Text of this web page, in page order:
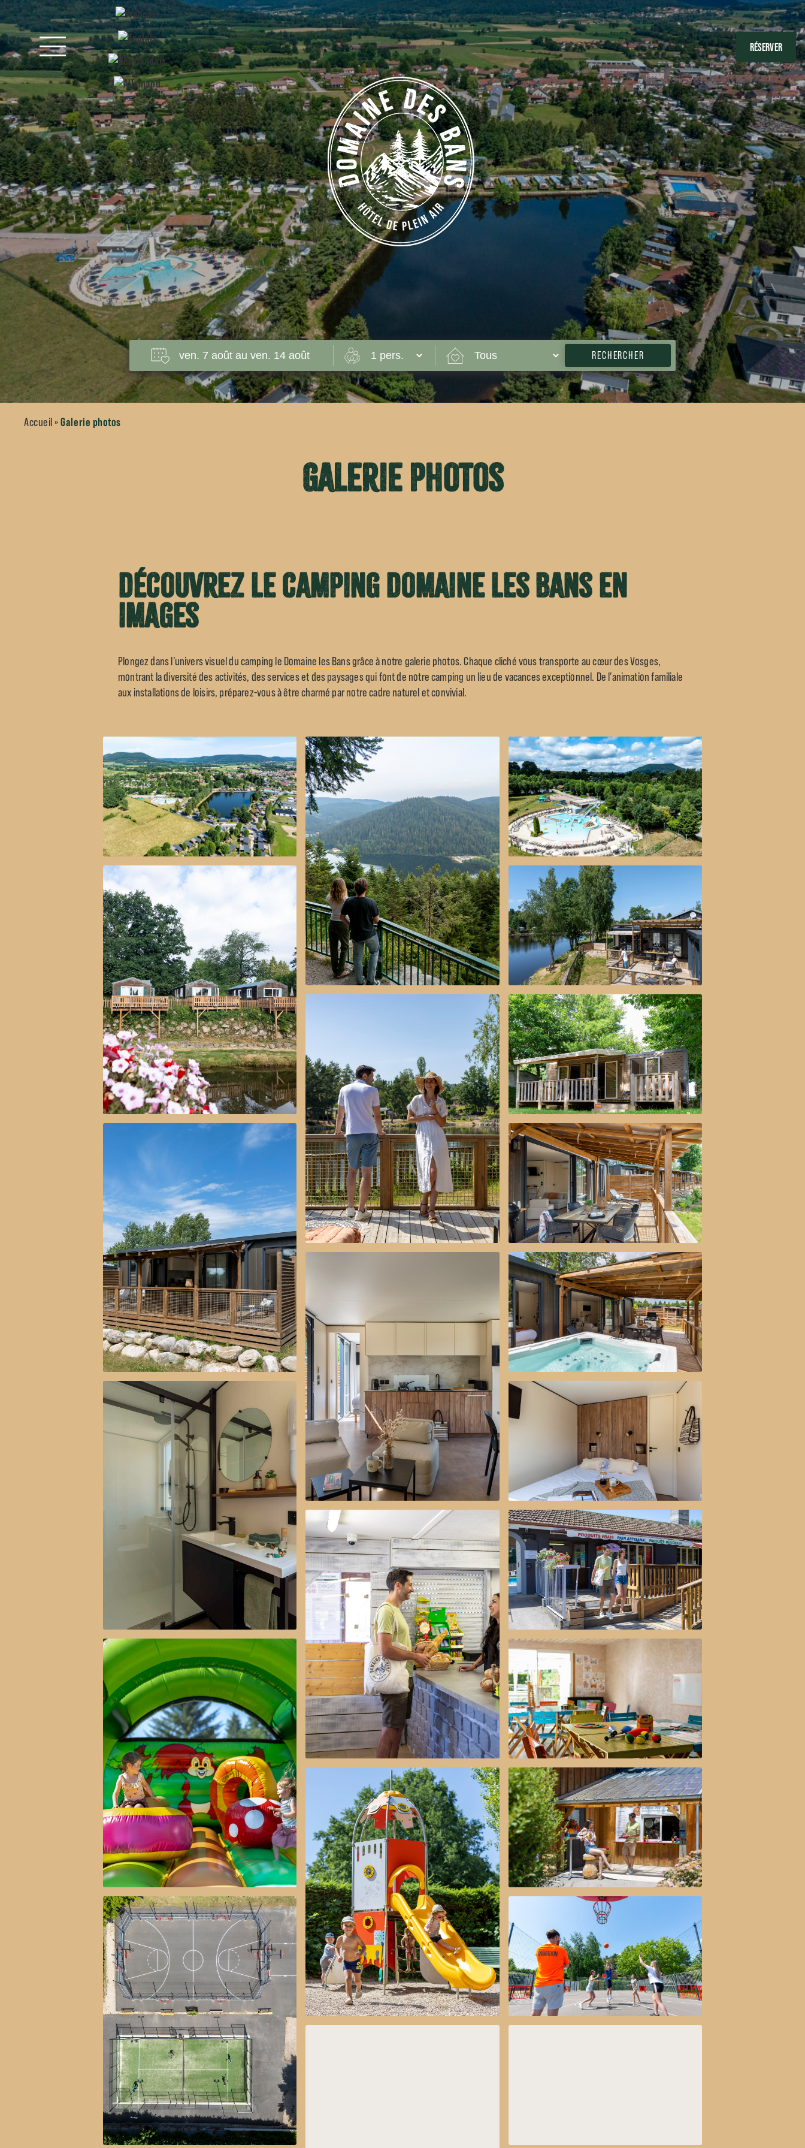
RÉSERVER
RECHERCHER
Accueil»Galerie photos
Galerie photos
Découvrez le camping Domaine les Bans en
images
Plongez dans l’univers visuel du camping le Domaine les Bansgrâce à notre galerie photos. Chaque cliché vous transporte au cœur des Vosges,
montrant la diversité des activités, des services et des paysages qui font de notre camping un lieu de vacances exceptionnel. De l’animation familiale
aux installations de loisirs, préparez-vous à être charmé par notre cadre naturel et convivial.